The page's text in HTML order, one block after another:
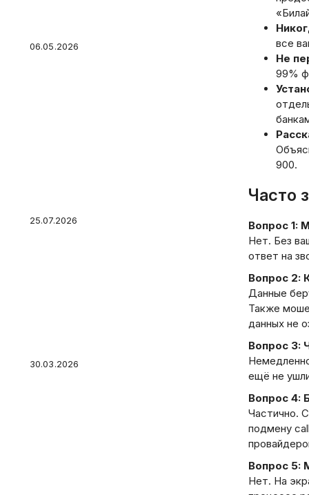
все
Не
99%
900.
Часто
Вопрос 1:
Нет. Без
ответ на
Вопрос 2:
Данные
Также
данных не
Вопрос 3:
ещё не
Вопрос 4:
Частично.
подмену
Вопрос 5:
Нет. На
06.05.2026
25.07.2026
30.03.2026